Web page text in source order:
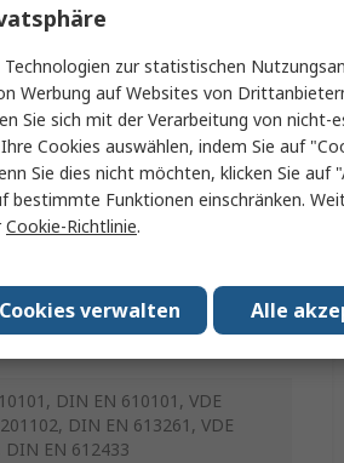
DIN EN 610101, VDE
DIN EN 613261, VDE
DIN EN 612433
zur statistischen
Werbung auf Websites von
Sie sich mit der Verarbeitung von nicht-
Cookies auswählen, indem Sie auf
Sie dies nicht möchten, klicken Sie auf
bestimmte Funktionen einschränken.
Cookie-Richtlinie.
Alle
Cookies verwalten